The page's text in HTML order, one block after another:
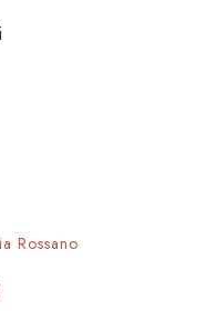
Rossano